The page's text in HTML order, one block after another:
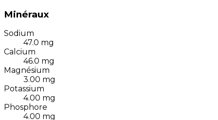
Minéraux
Sodium
47.0 mg
Calcium
46.0 mg
Magnésium
3.00 mg
Potassium
4.00 mg
Phosphore
4.00 mg